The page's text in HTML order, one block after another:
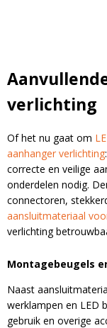
verlichting
Of het nu gaat om
aanhanger verlichting
correcte en veilige
onderdelen nodig.
connectoren,
aansluitmateriaal
verlichting
Montagebeugels
Naast
werklampen en LED
gebruik en overige